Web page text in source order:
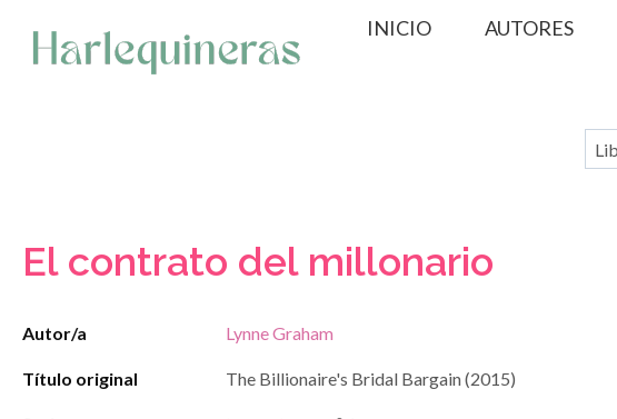
contenido
INICIO AUTORES
El contrato del millonario
Autor/a Lynne Graham
Título original The Billionaire's Bridal Bargain (2015)